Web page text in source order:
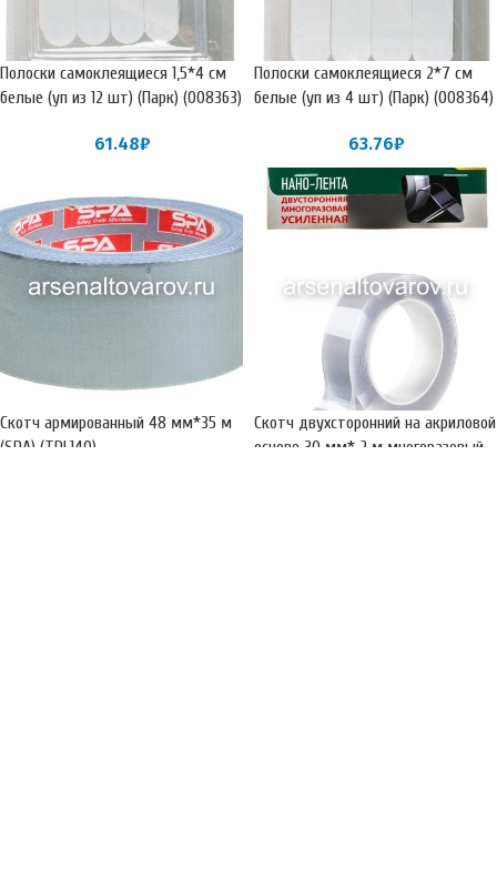
Полоски самоклеящиеся 1,5*4 см
белые (уп из 12 шт) (Парк) (008363)
61.48₽
Полоски самоклеящиеся 2*7 см
белые (уп из 4 шт) (Парк) (008364)
63.76₽
Скотч армированный 48 мм*35 м
(SPA) (TPL140)
Скотч двухсторонний на акриловой
основе 30 мм* 2 м многоразовый